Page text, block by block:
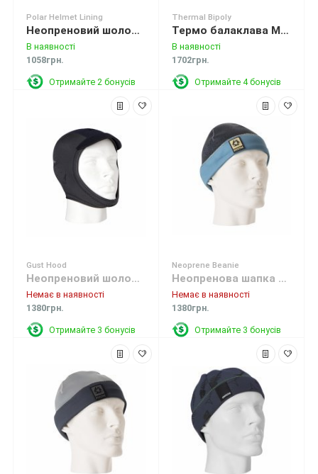
Polar Helmet Lining
Неопреновий шолом Mystic Polar Helmet Lining
В наявності
1058грн.
Отримайте 2 бонусів
Thermal Bipoly
Термо балаклава Mystic SUP Thermal Bipoly Balaclava Grey
В наявності
1702грн.
Отримайте 4 бонусів
Gust Hood
Неопреновий шолом Mystic Gust Hood Black
Немає в наявності
1380грн.
Отримайте 3 бонусів
Neoprene Beanie
Неопренова шапка Mystic Neoprene Beanie 705 Sand
Немає в наявності
1380грн.
Отримайте 3 бонусів